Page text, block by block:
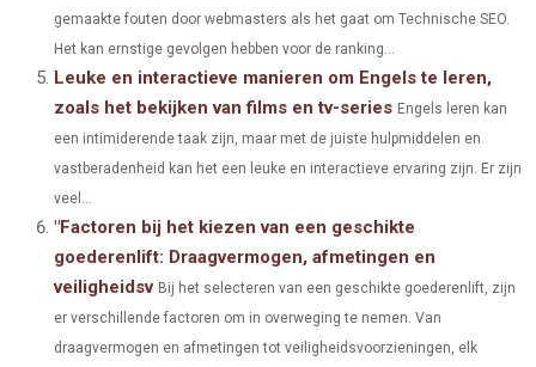
gemaakte fouten door webmasters als het gaat om Technische SEO.
Het kan ernstige gevolgen hebben voor de ranking...
Leuke en interactieve manieren om Engels te leren,
zoals het bekijken van films en tv-series Engels leren kan
een intimiderende taak zijn, maar met de juiste hulpmiddelen en
vastberadenheid kan het een leuke en interactieve ervaring zijn. Er zijn
veel...
"Factoren bij het kiezen van een geschikte
goederenlift: Draagvermogen, afmetingen en
veiligheidsv Bij het selecteren van een geschikte goederenlift, zijn
er verschillende factoren om in overweging te nemen. Van
draagvermogen en afmetingen tot veiligheidsvoorzieningen, elk